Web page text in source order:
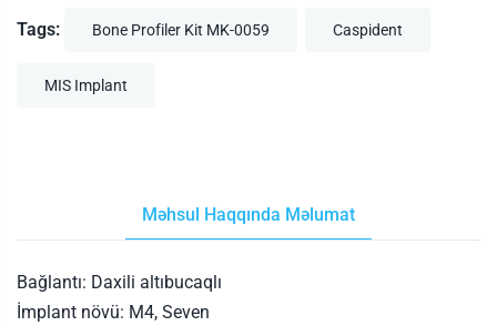
Tags: Bone Profiler Kit MK-0059 Caspident
MIS Implant
Məhsul Haqqında Məlumat
Bağlantı: Daxili altıbucaqlı
İmplant növü: M4, Seven